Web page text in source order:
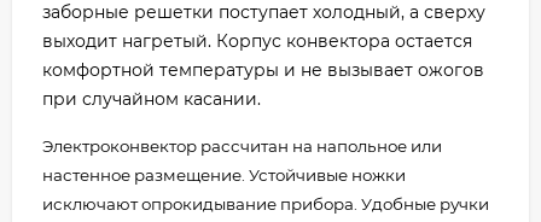
заборные решетки поступает холодный, а сверху
выходит нагретый. Корпус конвектора остается
комфортной температуры и не вызывает ожогов
при случайном касании.
Электроконвектор рассчитан на напольное или
настенное размещение. Устойчивые ножки
исключают опрокидывание прибора. Удобные ручки